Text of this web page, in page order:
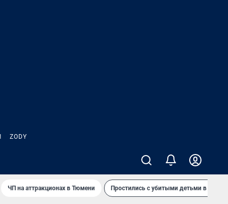
ZODY
ЧП на аттракционах в Тюмени Простились с убитыми детьми в